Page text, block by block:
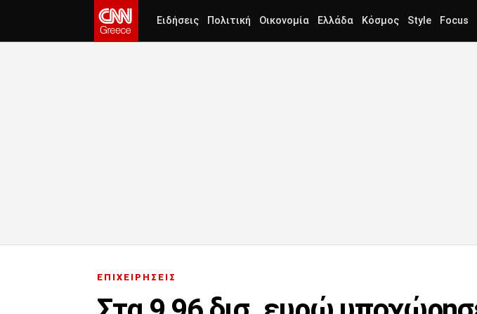
Ειδήσεις Πολιτική Οικονομία Ελλάδα Κόσμος Style Focus
ΕΠΙΧΕΙΡΗΣΕΙΣ